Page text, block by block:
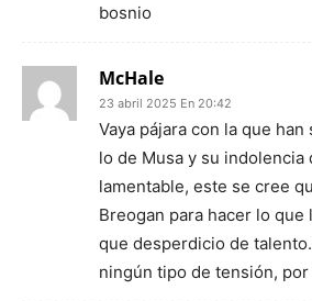
bosnio
McHale
23 abril 2025 En 20:42
Vaya pájara con la que
lo de Musa y su indolencia
lamentable, este se cree
Breogan para hacer lo
que desperdicio de
ningún tipo de tensión, por